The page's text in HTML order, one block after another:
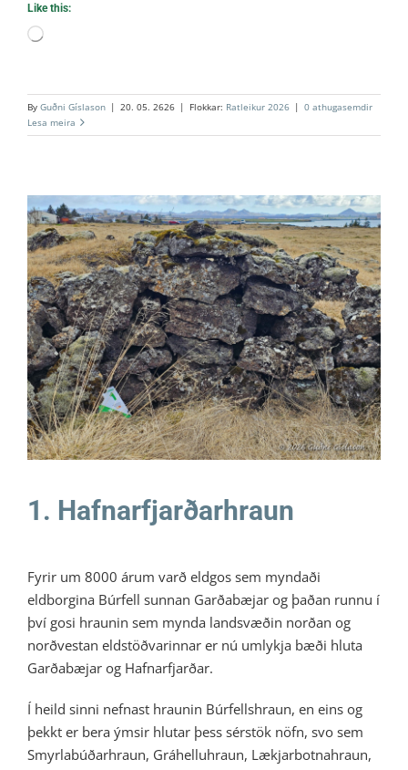
Like this:
Loading…
By Guðni Gíslason | 20. 05. 2626 | Flokkar: Ratleikur 2026 | 0 athugasemdir
Lesa meira
1. Hafnarfjarðarhraun
Ratleikur 2026
1. Hafnarfjarðarhraun
Fyrir um 8000 árum varð eldgos sem myndaði
eldborgina Búrfell sunnan Garðabæjar og þaðan runnu í
því gosi hraunin sem mynda landsvæðin norðan og
norðvestan eldstöðvarinnar er nú umlykja bæði hluta
Garðabæjar og Hafnarfjarðar.
Í heild sinni nefnast hraunin Búrfellshraun, en eins og
þekkt er bera ýmsir hlutar þess sérstök nöfn, svo sem
Smyrlabúðarhraun, Gráhelluhraun, Lækjarbotnahraun,